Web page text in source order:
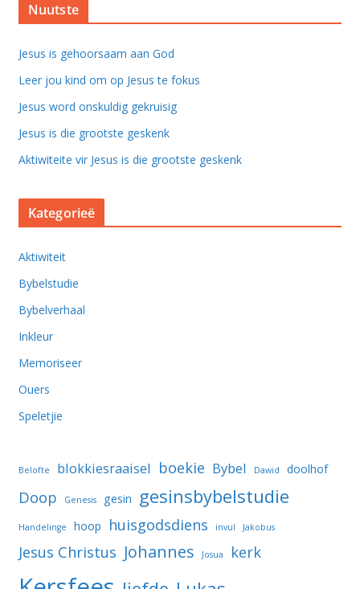
Nuutste
Jesus is gehoorsaam aan God
Leer jou kind om op Jesus te fokus
Jesus word onskuldig gekruisig
Jesus is die grootste geskenk
Aktiwiteite vir Jesus is die grootste geskenk
Kategorieë
Aktiwiteit
Bybelstudie
Bybelverhaal
Inkleur
Memoriseer
Ouers
Speletjie
Belofte blokkiesraaisel boekie Bybel Dawid doolhof
Doop Genesis gesin gesinsbybelstudie
Handelinge hoop huisgodsdiens invul Jakobus
Jesus Christus Johannes Josua kerk